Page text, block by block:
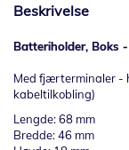
Beskrivelse
Batteriholder, Boks
Med fjærterminaler -
kabeltilkobling)
Lengde: 68 mm
Bredde: 46 mm